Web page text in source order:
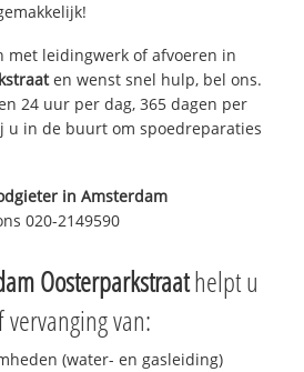
met leidingwerk of afvoeren in
en wenst snel hulp, bel ons.
24 uur per dag, 365 dagen per
u in de buurt om spoedreparaties
inAmsterdam
020-2149590
Oosterparkstraathelpt u
van:
(water- en gasleiding)